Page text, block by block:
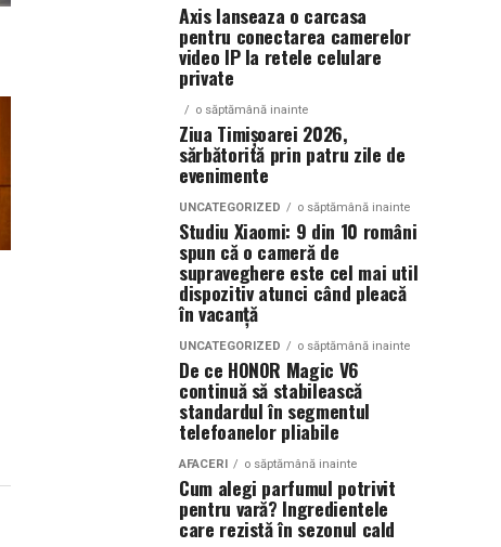
Axis lanseaza o carcasa
pentru conectarea camerelor
video IP la retele celulare
private
o săptămână inainte
Ziua Timișoarei 2026,
sărbătorită prin patru zile de
evenimente
UNCATEGORIZED o săptămână inainte
Studiu Xiaomi: 9 din 10 români
spun că o cameră de
supraveghere este cel mai util
dispozitiv atunci când pleacă
în vacanță
UNCATEGORIZED o săptămână inainte
De ce HONOR Magic V6
continuă să stabilească
standardul în segmentul
telefoanelor pliabile
AFACERI o săptămână inainte
Cum alegi parfumul potrivit
pentru vară? Ingredientele
care rezistă în sezonul cald